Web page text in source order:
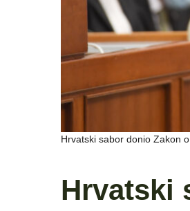
Hrvatski sabor donio Zakon
Hrvatski